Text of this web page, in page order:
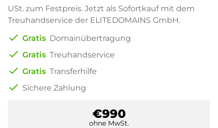
USt. zum Festpreis. Jetzt als Sofortkauf mit dem
Treuhandservice der ELITEDOMAINS GmbH.
check Gratis Domainübertragung
check Gratis Treuhandservice
check Gratis Transferhilfe
check Sichere Zahlung
€990
ohne MwSt.